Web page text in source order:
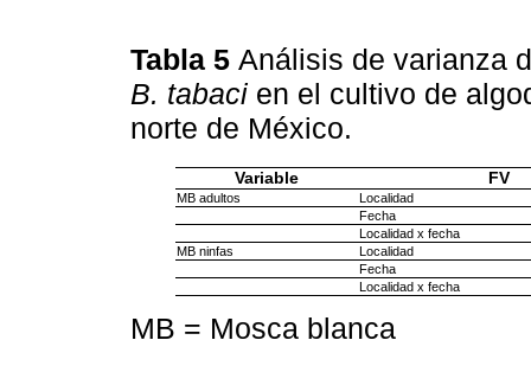
Tabla 5 Análisis de varianza
B. tabaci en el cultivo de
norte de México.
Variable FV
MB adultos
Localidad
Fecha
Localidad x fecha
MB ninfas
Localidad
Fecha
Localidad x fecha
MB = Mosca blanca